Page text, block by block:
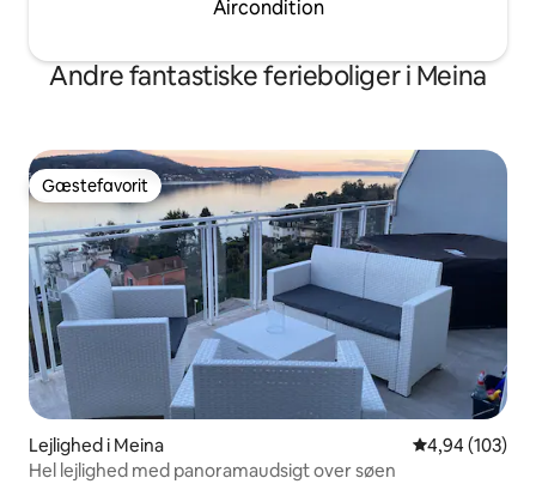
Aircondition
Andre fantastiske ferieboliger i Meina
Gæstefavorit
Gæstefavorit
Lejlighed i Meina 4,94 ud af 5 i
4,94 (103)
Hel lejlighed med panoramaudsigt over søen